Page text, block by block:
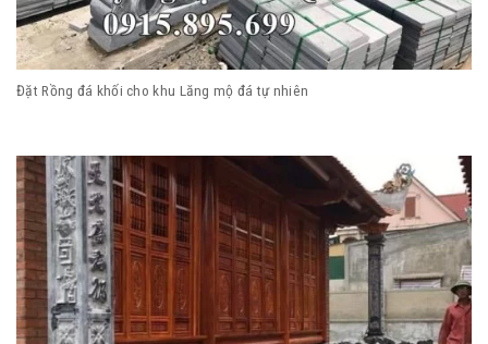
Đặt Rồng đá khối cho khu Lăng mộ đá tự nhiên